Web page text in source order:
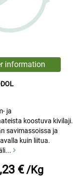
ja
koostuva kivilaji.
savimassoissa ja
kuin liitua.
€ /Kg